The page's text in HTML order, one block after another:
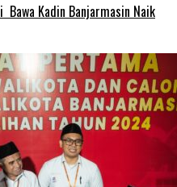
Kadin Banjarmasin Naik